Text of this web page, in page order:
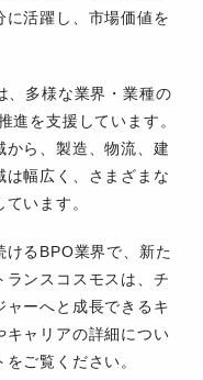
に活躍し、市場価値を
、多様な業界・業種の
進を支援しています。
から、製造、物流、建
幅広く、さまざまな
います。
けるBPO業界で、新た
ランスコスモスは、チ
ャーへと成長できるキ
キャリアの詳細につい
ご覧ください。